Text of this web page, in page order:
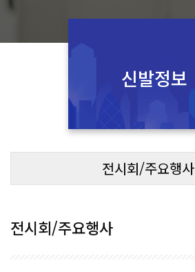
신발정보
전시회/주요행사
전시회/주요행사